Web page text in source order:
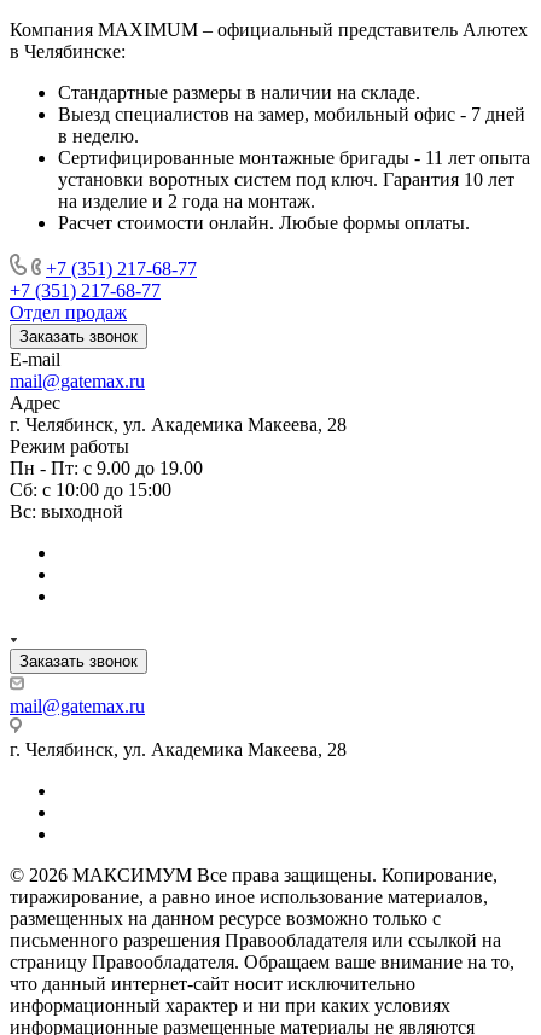
Компания MAXIMUM – официальный представитель Алютех
в Челябинске:
Стандартные размеры в наличии на складе.
Выезд специалистов на замер, мобильный офис - 7 дней
в неделю.
Сертифицированные монтажные бригады - 11 лет опыта
установки воротных систем под ключ. Гарантия 10 лет
на изделие и 2 года на монтаж.
Расчет стоимости онлайн. Любые формы оплаты.
+7 (351) 217-68-77
+7 (351) 217-68-77
Отдел продаж
Заказать звонок
E-mail
mail@gatemax.ru
Адрес
г. Челябинск, ул. Академика Макеева, 28
Режим работы
Пн - Пт: с 9.00 до 19.00
Сб: с 10:00 до 15:00
Вс: выходной
Заказать звонок
mail@gatemax.ru
г. Челябинск, ул. Академика Макеева, 28
© 2026 МАКСИМУМ Все права защищены. Копирование,
тиражирование, а равно иное использование материалов,
размещенных на данном ресурсе возможно только с
письменного разрешения Правообладателя или ссылкой на
страницу Правообладателя. Обращаем ваше внимание на то,
что данный интернет-сайт носит исключительно
информационный характер и ни при каких условиях
информационные размещенные материалы не являются